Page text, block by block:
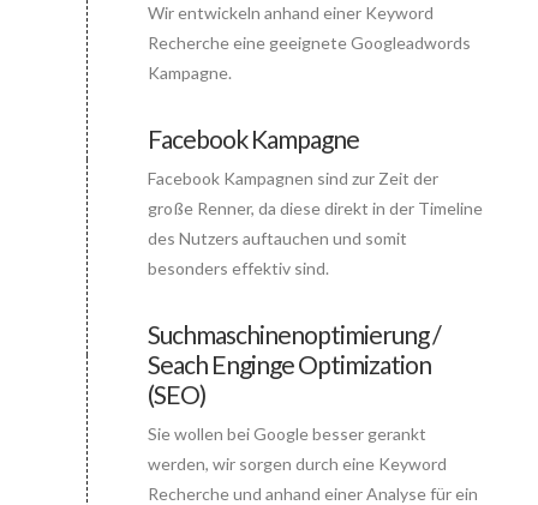
Connector.
Wir entwickeln anhand einer Keyword
Recherche eine geeignete Googleadwords
Kampagne.
Connector.
Facebook Kampagne
Facebook Kampagnen sind zur Zeit der
große Renner, da diese direkt in der Timeline
des Nutzers auftauchen und somit
besonders effektiv sind.
Connector.
Suchmaschinenoptimierung /
Seach Enginge Optimization
(SEO)
Sie wollen bei Google besser gerankt
werden, wir sorgen durch eine Keyword
Recherche und anhand einer Analyse für ein